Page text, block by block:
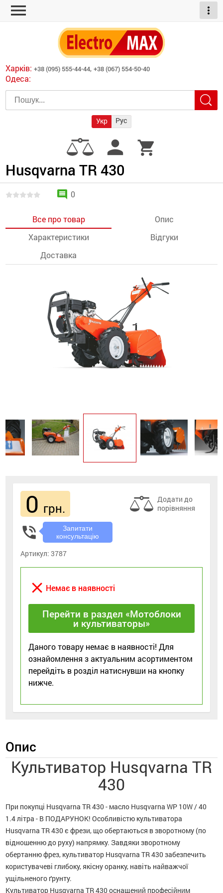
menu more_vert
Харків: +38 (095) 555-44-44, +38 (067) 554-50-40
Одеса:
Укр Рус
person shopping_cart
обігрівачі
машини
для
Husqvarna TR 430
comment 0
Все про товар
Опис
Характеристики
Відгуки
Доставка
0 грн.
Додати до
порівняння
phone_in_talk
Запитати
консультацію
Артикул:3787
close Немає в наявності
Перейти в раздел «Мотоблоки
и культиваторы»
Даного товару немає в наявності! Для
ознайомлення з актуальним асортиментом
перейдіть в розділ натиснувши на кнопку
нижче.
Опис
Культиватор Husqvarna TR
430
При покупці Husqvarna TR 430 - масло Husqvarna WP 10W / 40
1.4 літра - В ПОДАРУНОК! Особливістю культиватора
Husqvarna TR 430 є фрези, що обертаються в зворотному (по
відношенню до руху) напрямку. Завдяки зворотному
обертанню фрез, культиватор Husqvarna TR 430 забезпечить
користувачеві глибоку, якісну оранку, навіть найважчої
ущільненого ґрунту.
Культиватор Husqvarna TR 430 оснащений професійним